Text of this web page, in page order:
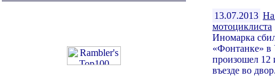
13.07.2013 На
мотоциклиста
Иномарка
«Фонтанке»
произошел 12
въезде во